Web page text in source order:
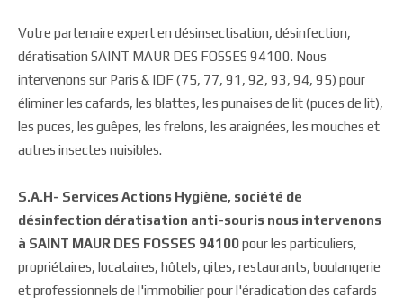
Votre partenaire expert en désinsectisation, désinfection,
dératisation SAINT MAUR DES FOSSES 94100. Nous
intervenons sur Paris & IDF (75, 77, 91, 92, 93, 94, 95) pour
éliminer les cafards, les blattes, les punaises de lit (puces de lit),
les puces, les guêpes, les frelons, les araignées, les mouches et
autres insectes nuisibles.
S.A.H- Services Actions Hygiène, société de
désinfection dératisation anti-souris nous intervenons
à SAINT MAUR DES FOSSES 94100pour les particuliers,
propriétaires, locataires, hôtels, gites, restaurants, boulangerie
et professionnels de l'immobilier pour l'éradication des cafards